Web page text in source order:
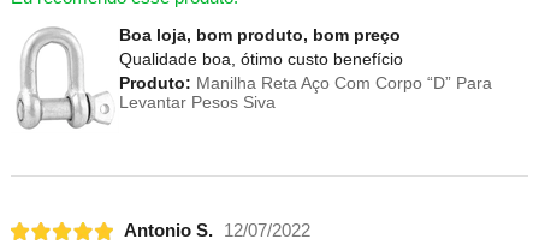
Boa loja, bom produto, bom preço
Qualidade boa, ótimo custo benefício
Produto: Manilha Reta Aço Com Corpo “D” Para
Levantar Pesos Siva
Antonio S.
12/07/2022